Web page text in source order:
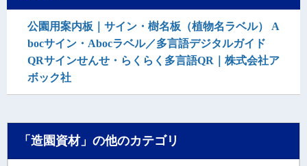
公園用案内板｜サイン・樹名板（植物名ラベル） A
bocサイン・Abocラベル／多言語デジタルガイド
QRサインせんせ・らくらく多言語QR｜株式会社ア
ボック社
「造園資材」の他のカテゴリ